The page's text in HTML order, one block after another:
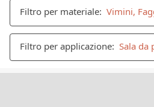
Filtro per materiale: Vimini,
Filtro per applicazione: Sala da